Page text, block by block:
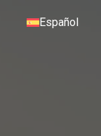
Español